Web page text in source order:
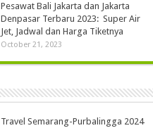
Pesawat Bali Jakarta dan Jakarta
Denpasar Terbaru 2023: Super Air
Jet, Jadwal dan Harga Tiketnya
October 21, 2023
Travel Semarang-Purbalingga 2024